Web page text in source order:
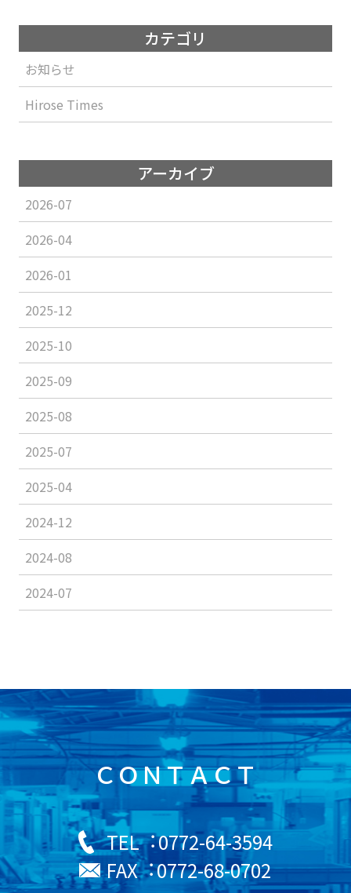
カテゴリ
お知らせ
Hirose Times
アーカイブ
2026-07
2026-04
2026-01
2025-12
2025-10
2025-09
2025-08
2025-07
2025-04
2024-12
2024-08
2024-07
ＣＯＮＴＡＣＴ
TEL︓0772-64-3594
FAX︓0772-68-0702